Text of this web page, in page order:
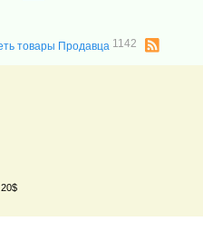
товары Продавца 1142